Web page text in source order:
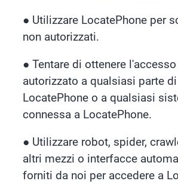
● Utilizzare LocatePhone per
non autorizzati.
● Tentare di ottenere
autorizzato a qualsiasi parte di
LocatePhone o a qualsiasi
connessa a LocatePhone.
● Utilizzare robot, spider,
altri mezzi o interfacce
forniti da noi per accedere a